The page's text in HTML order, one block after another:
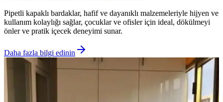
Pipetli kapaklı bardaklar, hafif ve dayanıklı malzemeleriyle hijyen ve
kullanım kolaylığı sağlar, çocuklar ve ofisler için ideal, dökülmeyi
önler ve pratik içecek deneyimi sunar.
Daha fazla bilgi edinin